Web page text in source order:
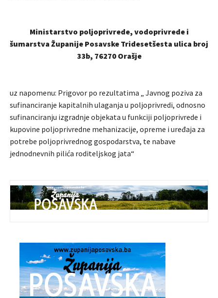
Ministarstvo poljoprivrede, vodoprivrede i
šumarstva Županije Posavske Tridesetšesta ulica broj
33b, 76270 Orašje
uz napomenu: Prigovor po rezultatima „ Javnog poziva za
sufinanciranje kapitalnih ulaganja u poljoprivredi, odnosno
sufinanciranju izgradnje objekata u funkciji poljoprivrede i
kupovine poljoprivredne mehanizacije, opreme i uređaja za
potrebe poljoprivrednog gospodarstva, te nabave
jednodnevnih pilića roditeljskog jata“